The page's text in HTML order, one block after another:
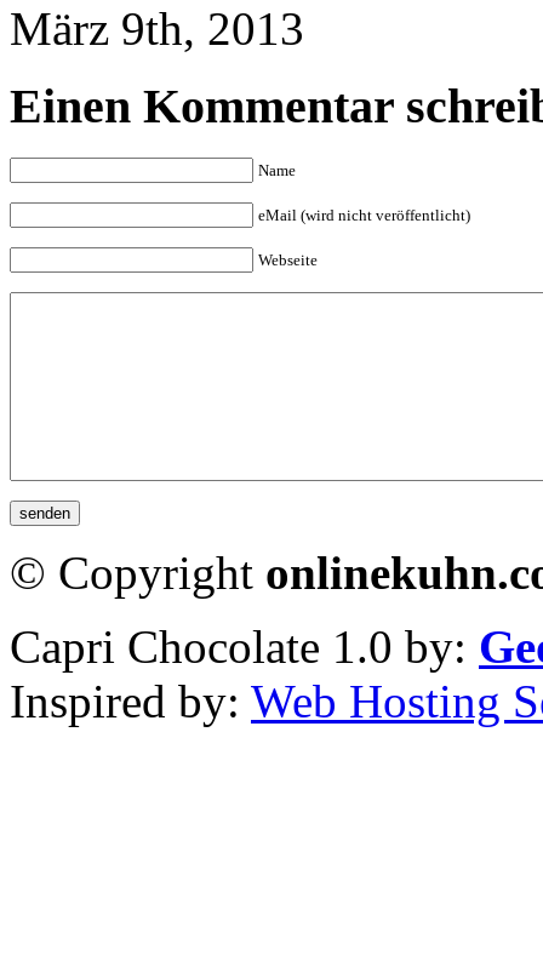
März 9th, 2013
Einen Kommentar
Name
eMail (wird nicht veröffentlicht)
Webseite
© Copyright
Capri Chocolate 1.0 by:
Inspired by: Web Hosting